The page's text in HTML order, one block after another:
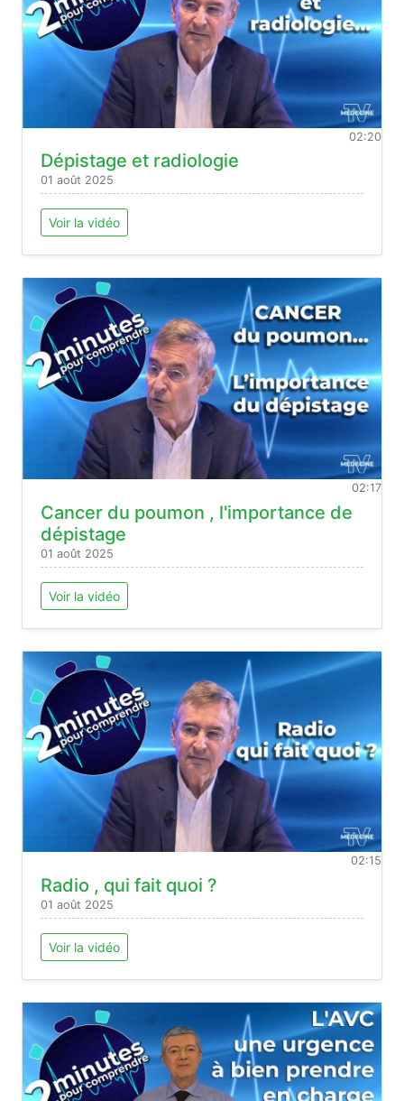
02:20
Dépistage et radiologie
01 août 2025
Voir la vidéo
02:17
Cancer du poumon , l'importance de
dépistage
01 août 2025
Voir la vidéo
02:15
Radio , qui fait quoi ?
01 août 2025
Voir la vidéo